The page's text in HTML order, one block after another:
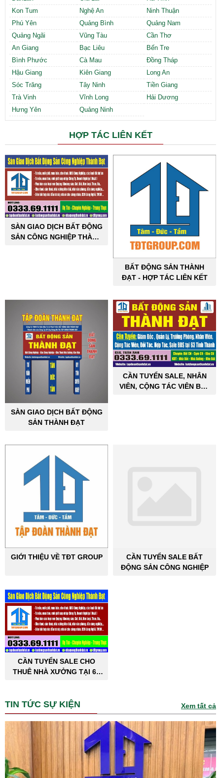
Kon Tum
Nghệ An
Ninh Thuận
Phú Yên
Quảng Bình
Quảng Nam
Quảng Ngãi
Vũng Tàu
Cần Thơ
An Giang
Bạc Liêu
Bến Tre
Bình Phước
Cà Mau
Đồng Tháp
Hậu Giang
Kiên Giang
Long An
Sóc Trăng
Tây Ninh
Tiền Giang
Trà Vinh
Vĩnh Long
Hải Dương
Hưng Yên
Quảng Ninh
HỢP TÁC LIÊN KẾT
SÀN GIAO DỊCH BẤT ĐỘNG
SẢN CÔNG NGHIỆP THÀNH
BẤT ĐỘNG SẢN THÀNH
ĐẠT - HỢP TÁC LIÊN KẾT
SÀN GIAO DỊCH BẤT ĐỘNG
SẢN THÀNH ĐẠT
CẦN TUYỂN SALE, NHÂN
VIÊN, CỘNG TÁC VIÊN BẤT
GIỚI THIỆU VỀ TĐT GROUP
CẦN TUYỂN SALE BẤT
ĐỘNG SẢN CÔNG NGHIỆP
CẦN TUYỂN SALE CHO
THUÊ NHÀ XƯỞNG TẠI 63
TIN TỨC SỰ KIỆN Xem tất cả